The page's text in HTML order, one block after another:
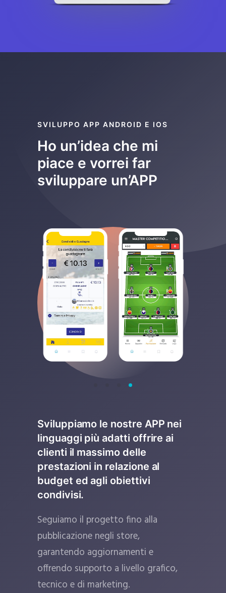
SVILUPPO APP ANDROID E IOS
Ho un’idea che mi
piace e vorrei far
sviluppare un’APP
Sviluppiamo le nostre APP nei
linguaggi più adatti offrire ai
clienti il massimo delle
prestazioni in relazione al
budget ed agli obiettivi
condivisi.
Seguiamo il progetto fino alla
pubblicazione negli store,
garantendo aggiornamenti e
offrendo supporto a livello grafico,
tecnico e di marketing.